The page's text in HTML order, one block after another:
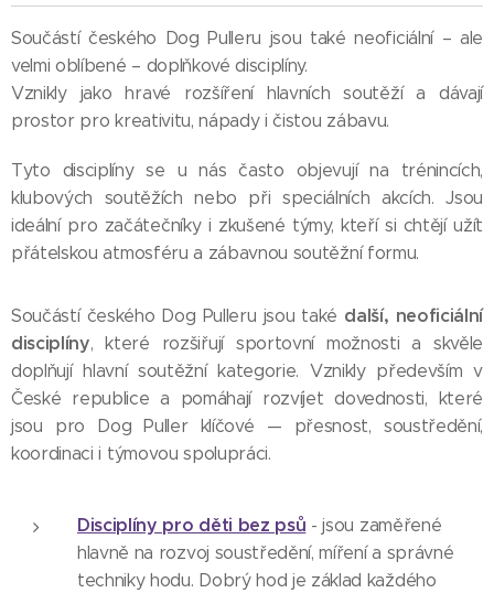
Součástí českého Dog Pulleru jsou také neoficiální – ale
velmi oblíbené – doplňkové disciplíny.
Vznikly jako hravé rozšíření hlavních soutěží a dávají
prostor pro kreativitu, nápady i čistou zábavu.
Tyto disciplíny se u nás často objevují na trénincích,
klubových soutěžích nebo při speciálních akcích. Jsou
ideální pro začátečníky i zkušené týmy, kteří si chtějí užít
přátelskou atmosféru a zábavnou soutěžní formu.
Součástí českého Dog Pulleru jsou také další, neoficiální
disciplíny, které rozšiřují sportovní možnosti a skvěle
doplňují hlavní soutěžní kategorie. Vznikly především v
České republice a pomáhají rozvíjet dovednosti, které
jsou pro Dog Puller klíčové — přesnost, soustředění,
koordinaci i týmovou spolupráci.
Disciplíny pro děti bez psů - jsou zaměřené
hlavně na rozvoj soustředění, míření a správné
techniky hodu. Dobrý hod je základ každého